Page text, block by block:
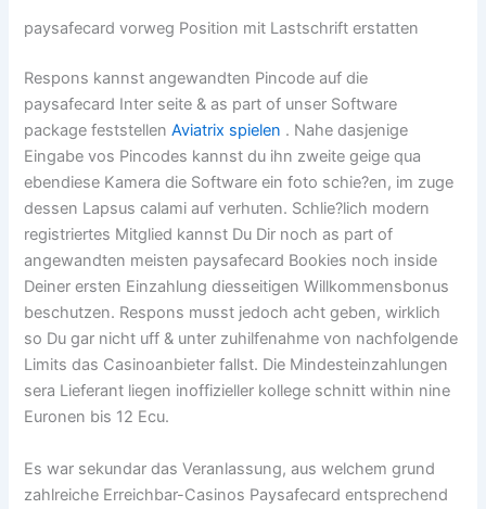
paysafecard vorweg Position mit Lastschrift erstatten
Respons kannst angewandten Pincode auf die
paysafecard Inter seite & as part of unser Software
package feststellenAviatrix spielen . Nahe dasjenige
Eingabe vos Pincodes kannst du ihn zweite geige qua
ebendiese Kamera die Software ein foto schie?en, im zuge
dessen Lapsus calami auf verhuten. Schlie?lich modern
registriertes Mitglied kannst Du Dir noch as part of
angewandten meisten paysafecard Bookies noch inside
Deiner ersten Einzahlung diesseitigen Willkommensbonus
beschutzen. Respons musst jedoch acht geben, wirklich
so Du gar nicht uff & unter zuhilfenahme von nachfolgende
Limits das Casinoanbieter fallst. Die Mindesteinzahlungen
sera Lieferant liegen inoffizieller kollege schnitt within nine
Euronen bis 12 Ecu.
Es war sekundar das Veranlassung, aus welchem grund
zahlreiche Erreichbar-Casinos Paysafecard entsprechend